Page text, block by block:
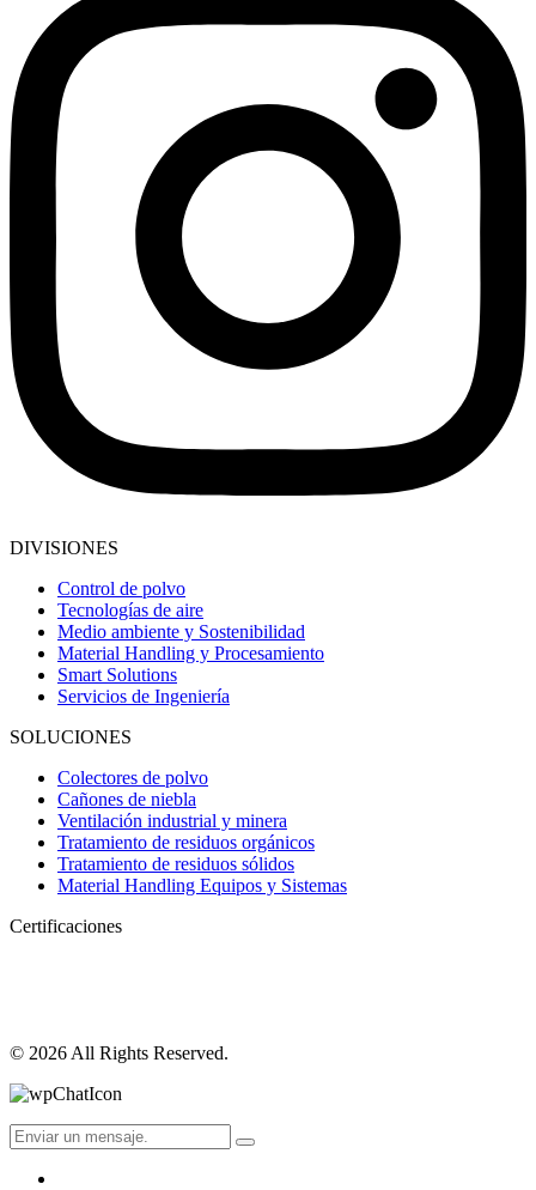
DIVISIONES
Control de polvo
Tecnologías de aire
Medio ambiente y Sostenibilidad
Material Handling y Procesamiento
Smart Solutions
Servicios de Ingeniería
SOLUCIONES
Colectores de polvo
Cañones de niebla
Ventilación industrial y minera
Tratamiento de residuos orgánicos
Tratamiento de residuos sólidos
Material Handling Equipos y Sistemas
Certificaciones
© 2026 All Rights Reserved.